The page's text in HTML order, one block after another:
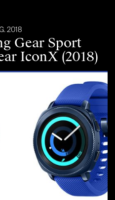
2018
Gear Sport
IconX (2018)